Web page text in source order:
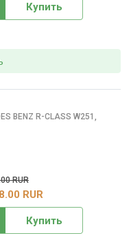
Купить
BENZ R-CLASS W251,
RUR
RUR
Купить